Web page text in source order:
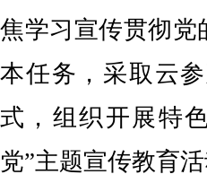
焦学习宣传贯彻党
本任务，采取云
式，组织开展特
党”主题宣传教育